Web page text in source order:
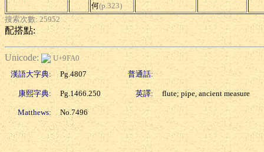
何(p.323)
搜索次數: 25952
配搭點:
Unicode:
U+9FA0
漢語大字典:
Pg.4807 普通話:
康熙字典: Pg.1466.250 英譯: flute; pipe, ancient measure
Matthews: No.7496